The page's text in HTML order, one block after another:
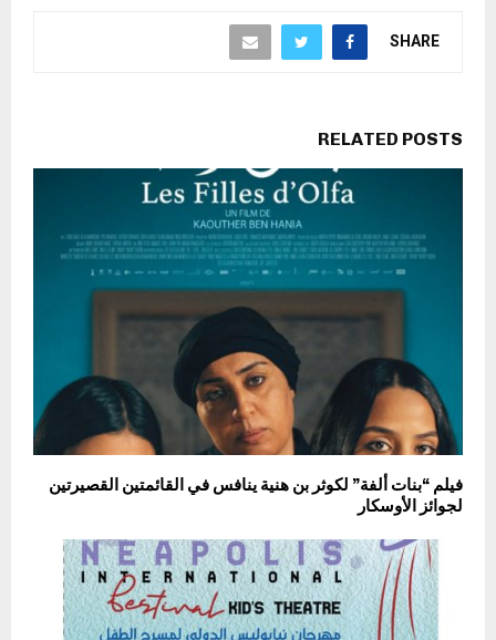
SHARE
RELATED POSTS
فيلم “بنات ألفة” لكوثر بن هنية ينافس في القائمتين القصيرتين
لجوائز الأوسكار